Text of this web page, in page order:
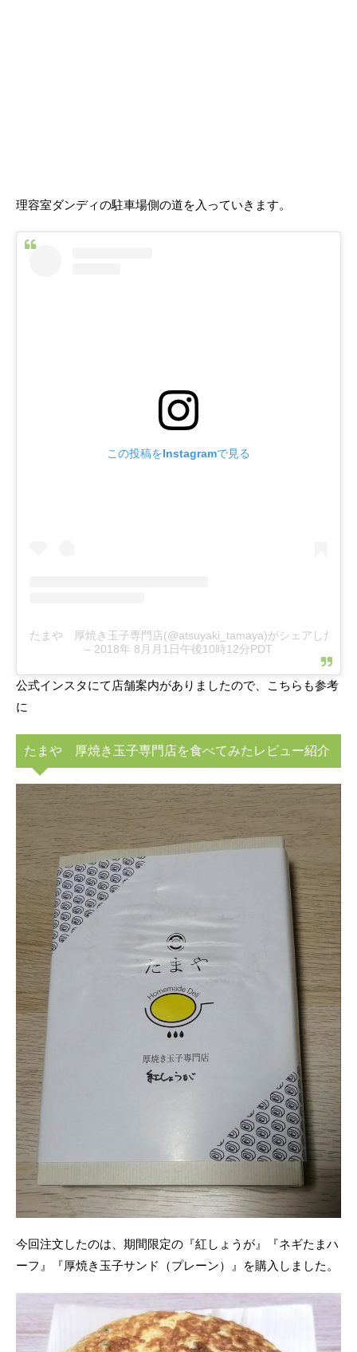
理容室ダンディの駐車場側の道を入っていきます。
この投稿をInstagramで見る
たまや 厚焼き玉子専門店(@atsuyaki_tamaya)がシェアした投稿
– 2018年 8月月1日午後10時12分PDT
公式インスタにて店舗案内がありましたので、こちらも参考
に
たまや 厚焼き玉子専門店を食べてみたレビュー紹介
今回注文したのは、期間限定の『紅しょうが』『ネギたまハ
ーフ』『厚焼き玉子サンド（プレーン）』を購入しました。